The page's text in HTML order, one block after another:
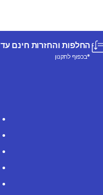
החלפות והחזרות חינם עד 365 ימים ממועד הרכישה
*בכפוף לתקנון